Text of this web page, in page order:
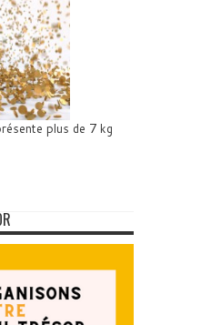
plus de 7 kg